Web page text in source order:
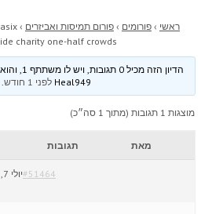
ראשי › פורומים › פורום תמיסות ואביזרים ›
charity one-half crowds.
הדיון הזה מכיל 0 תגובות, ויש לו משתתף 1, והוא עודכן לאחרונה ע״י
לפני 1 חודש .
מוצגות 1 תגובות (מתוך 1 סה״כ)
מאת תגובות
יולי 7, 2026 בשעה 11:34 pm#51464